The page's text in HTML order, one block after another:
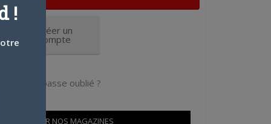
Créer un
compte
Mot de passe oublié ?
OÙ TROUVER NOS MAGAZINES
!